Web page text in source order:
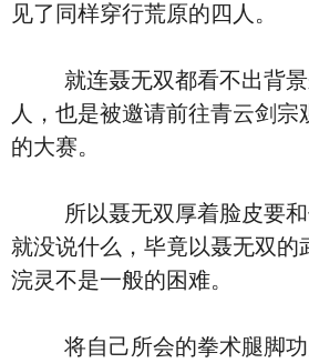
见了同样穿行荒原的四人。
就连聂无双都看不出背景
人，也是被邀请前往青云剑宗
的大赛。
所以聂无双厚着脸皮要和
就没说什么，毕竟以聂无双的
浣灵不是一般的困难。
将自己所会的拳术腿脚功